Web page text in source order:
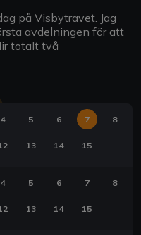
på Visbytravet. Jag
avdelningen för att
totalt två
4 5 6 7 8
13 14 15
4 5 6 7 8
13 14 15